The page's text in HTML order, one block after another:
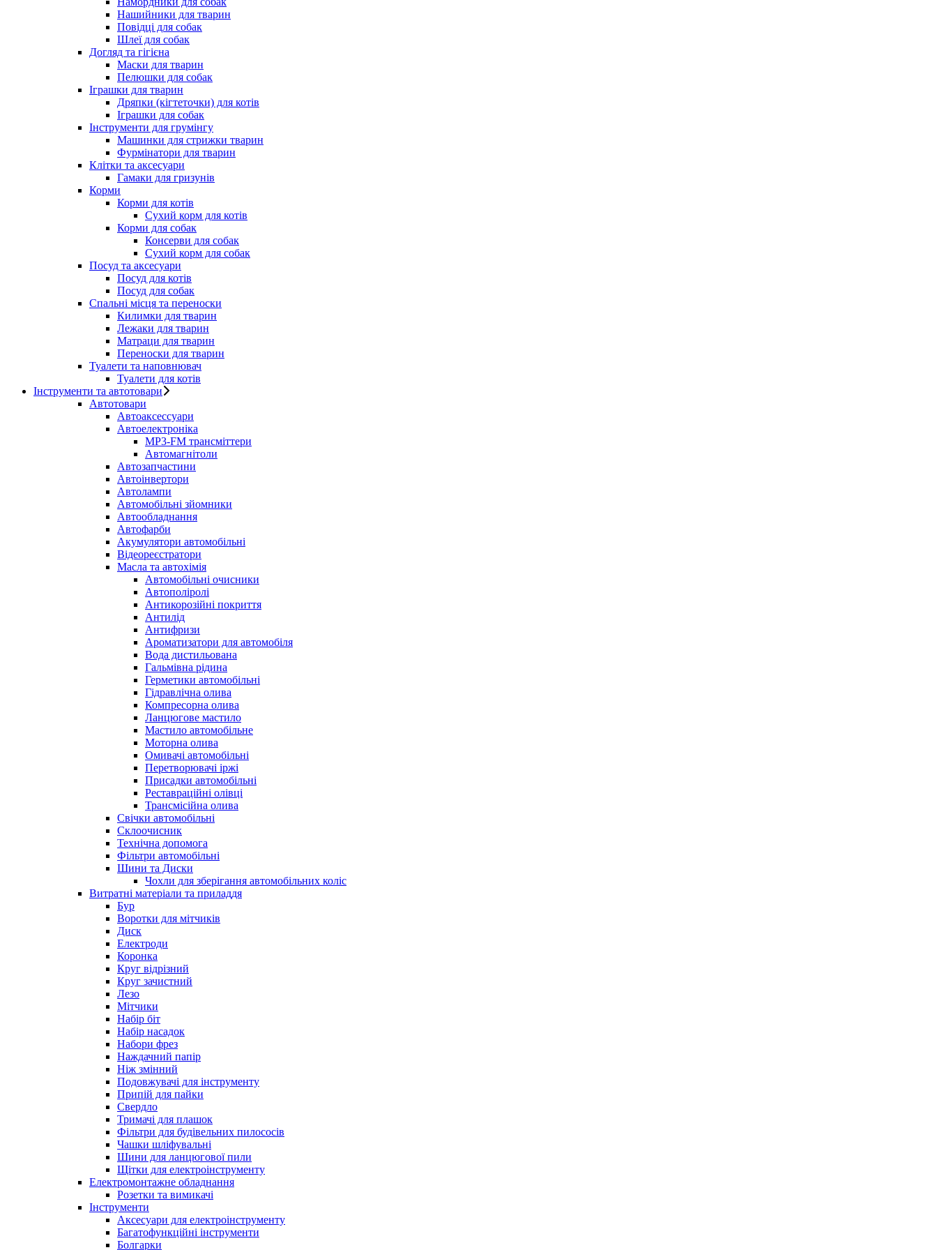
Нашийники для тварин
Повідці для собак
Шлеї для собак
Догляд та гігієна
Маски для тварин
Пелюшки для собак
Іграшки для тварин
Дряпки (кігтеточки) для котів
Іграшки для собак
Інструменти для грумінгу
Машинки для стрижки тварин
Фурмінатори для тварин
Клітки та аксесуари
Гамаки для гризунів
Корми
Корми для котів
Сухий корм для котів
Корми для собак
Консерви для собак
Сухий корм для собак
Посуд та аксесуари
Посуд для котів
Посуд для собак
Спальні місця та переноски
Килимки для тварин
Лежаки для тварин
Матраци для тварин
Переноски для тварин
Туалети та наповнювач
Туалети для котів
Інструменти та автотовари
Автотовари
Автоаксессуари
Автоелектроніка
MP3-FM трансміттери
Автомагнітоли
Автозапчастини
Автоінвертори
Автолампи
Автомобільні зйомники
Автообладнання
Автофарби
Акумулятори автомобільні
Відеореєстратори
Масла та автохімія
Автомобільні очисники
Автополіролі
Антикорозійні покриття
Антилід
Антифризи
Ароматизатори для автомобіля
Вода дистильована
Гальмівна рідина
Герметики автомобільні
Гідравлічна олива
Компресорна олива
Ланцюгове мастило
Мастило автомобільне
Моторна олива
Омивачі автомобільні
Перетворювачі іржі
Присадки автомобільні
Реставраційні олівці
Трансмісійна олива
Свічки автомобільні
Склоочисник
Технічна допомога
Фільтри автомобільні
Шини та Диски
Чохли для зберігання автомобільних коліс
Витратні матеріали та приладдя
Бур
Воротки для мітчиків
Диск
Електроди
Коронка
Круг відрізний
Круг зачистний
Лезо
Мітчики
Набір біт
Набір насадок
Набори фрез
Наждачний папір
Ніж змінний
Подовжувачі для інструменту
Припій для пайки
Свердло
Тримачі для плашок
Фільтри для будівельних пилососів
Чашки шліфувальні
Шини для ланцюгової пили
Щітки для електроінструменту
Електромонтажне обладнання
Розетки та вимикачі
Інструменти
Аксесуари для електроінструменту
Багатофункційні інструменти
Болгарки